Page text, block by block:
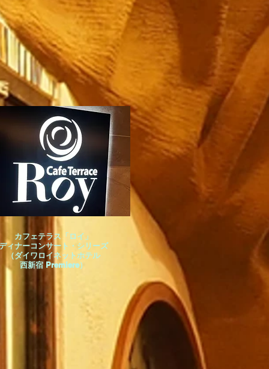
カフェテラス「ロイ」
ィナーコンサート・シリーズ
（ダイワロイネットホテル
西新宿 Premiere）